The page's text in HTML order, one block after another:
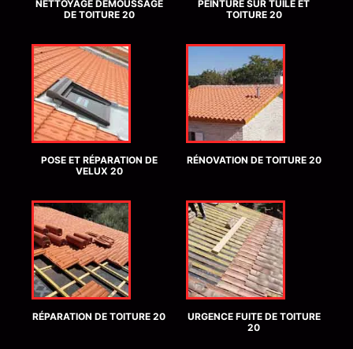
NETTOYAGE DÉMOUSSAGE
DE TOITURE 20
PEINTURE SUR TUILE ET
TOITURE 20
POSE ET RÉPARATION DE
VELUX 20
RÉNOVATION DE TOITURE 20
RÉPARATION DE TOITURE 20
URGENCE FUITE DE TOITURE
20